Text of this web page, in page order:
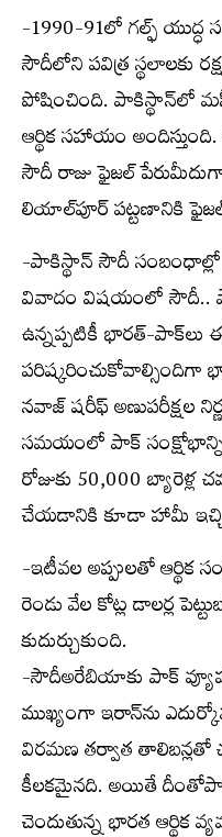
-1990-91లో గల్ఫ్
సౌదీలోని పవిత్ర స్థలాలకు
పోషించింది. పాకిస్థాన్‌లో
ఆర్థిక సహాయం
సౌదీ రాజు ఫైజల్
లియాల్‌పూర్ పట్టణానికి
-పాకిస్థాన్ సౌదీ
వివాదం విషయంలో సౌదీ..
ఉన్నప్పటికీ భారత్-పాక్‌లు
పరిష్కరించుకోవాల్సిందిగా
నవాజ్ షరీఫ్ అణుపరీక్షల
సమయంలో పాక్ సంక్షోభాన్ని
రోజుకు 50,000 బ్యారెళ్ల
చేయడానికి కూడా హామీ
-ఇటీవల అప్పులతో ఆర్థిక
రెండు వేల కోట్ల డాలర్ల
కుదుర్చుకుంది.
-సౌదీఅరేబియాకు పాక్
ముఖ్యంగా ఇరాన్‌ను
విరమణ తర్వాత తాలిబన్లతో
కీలకమైనది. అయితే
చెందుతున్న భారత ఆర్థిక